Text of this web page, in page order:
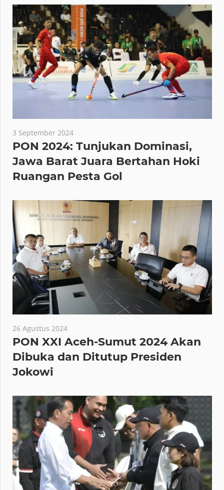
3 September 2024
PON 2024: Tunjukan Dominasi,
Jawa Barat Juara Bertahan Hoki
Ruangan Pesta Gol
26 Agustus 2024
PON XXI Aceh-Sumut 2024 Akan
Dibuka dan Ditutup Presiden
Jokowi